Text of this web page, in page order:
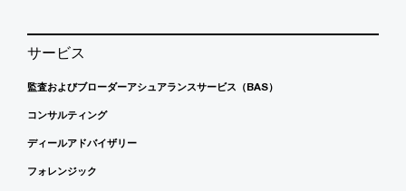
サービス
監査およびブローダーアシュアランスサービス（BAS）
コンサルティング
ディールアドバイザリー
フォレンジック